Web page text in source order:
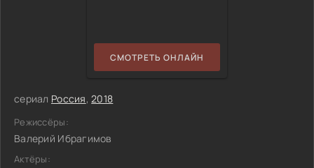
СМОТРЕТЬ ОНЛАЙН
сериал Россия,2018
Режиссёры:
Валерий Ибрагимов
Актёры: